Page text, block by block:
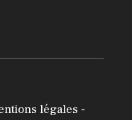
légales -